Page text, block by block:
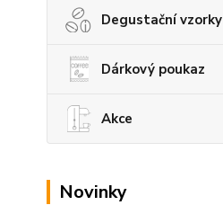
Degustační vzorky
Dárkový poukaz
Akce
Novinky